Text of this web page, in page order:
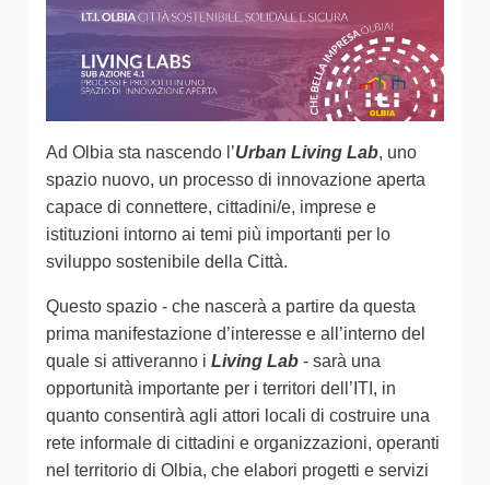
Ad Olbia sta nascendo l’Urban Living Lab, uno
spazio nuovo, un processo di innovazione aperta
capace di connettere, cittadini/e, imprese e
istituzioni intorno ai temi più importanti per lo
sviluppo sostenibile della Città.
Questo spazio - che nascerà a partire da questa
prima manifestazione d’interesse e all’interno del
quale si attiveranno i Living Lab - sarà una
opportunità importante per i territori dell’ITI, in
quanto consentirà agli attori locali di costruire una
rete informale di cittadini e organizzazioni, operanti
nel territorio di Olbia, che elabori progetti e servizi